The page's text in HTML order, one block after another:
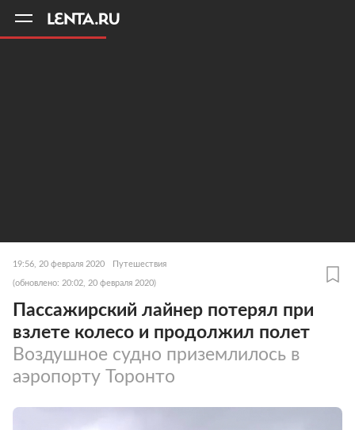
19:56, 20 февраля 2020 Путешествия
(обновлено: 20:02, 20 февраля 2020)
Пассажирский лайнер потерял при
взлете колесо и продолжил полет
Воздушное судно приземлилось в
аэропорту Торонто